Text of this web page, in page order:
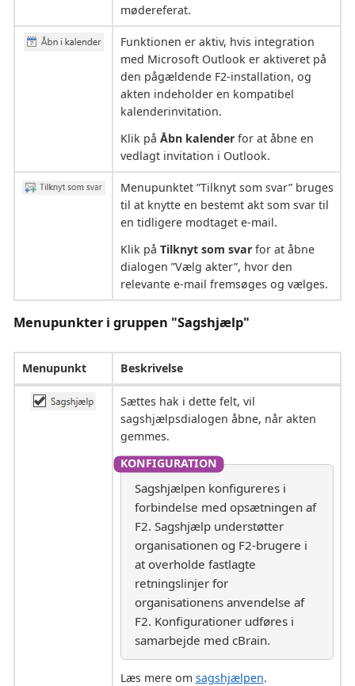
mødereferat.
Funktionen er aktiv, hvis integration
med Microsoft Outlook er aktiveret på
den pågældende F2-installation, og
akten indeholder en kompatibel
kalenderinvitation.
Klik på Åbn kalenderfor at åbne en
vedlagt invitation i Outlook.
Menupunktet ”Tilknyt som svar” bruges
til at knytte en bestemt akt som svar til
en tidligere modtaget e-mail.
Klik på Tilknyt som svarfor at åbne
dialogen ”Vælg akter”, hvor den
relevante e-mail fremsøges og vælges.
Menupunkter i gruppen "Sagshjælp"
Menupunkt Beskrivelse
Sættes hak i dette felt, vil
sagshjælpsdialogen åbne, når akten
gemmes.
Sagshjælpen konfigureres i
forbindelse med opsætningen af
F2. Sagshjælp understøtter
organisationen og F2-brugere i
at overholde fastlagte
retningslinjer for
organisationens anvendelse af
F2. Konfigurationer udføres i
samarbejde med cBrain.
Læs mere om sagshjælpen.